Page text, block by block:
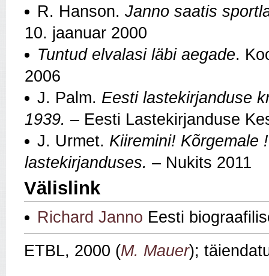
R. Hanson. Janno saatis
10. jaanuar 2000
Tuntud elvalasi läbi aegade.
2006
J. Palm. Eesti lastekirjanduse
1939. – Eesti Lastekirjanduse
J. Urmet. Kiiremini! Kõrgemale
lastekirjanduses. – Nukits 2011
Välislink
Richard Janno Eesti
ETBL, 2000 (M. Mauer);